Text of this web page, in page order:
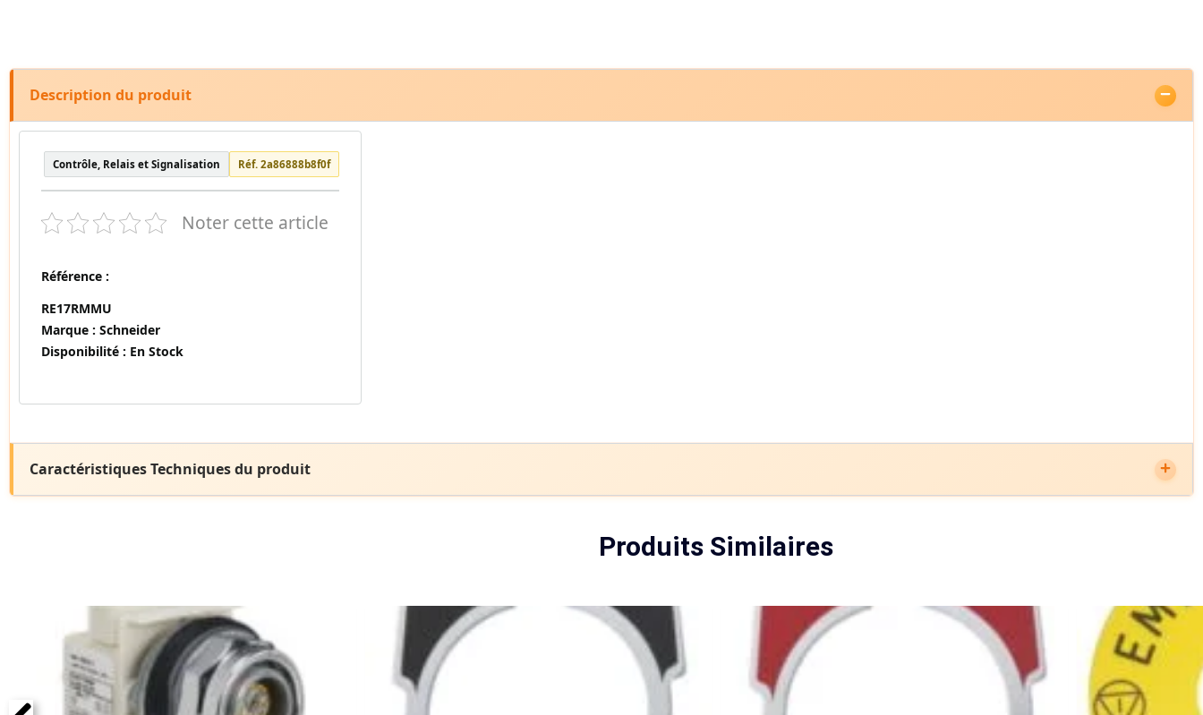
Description du produit
Contrôle, Relais et Signalisation Réf. 2a86888b8f0f
Noter cette article
Référence :
RE17RMMU
Marque : Schneider
Disponibilité : En Stock
Caractéristiques Techniques du produit
Produits Similaires